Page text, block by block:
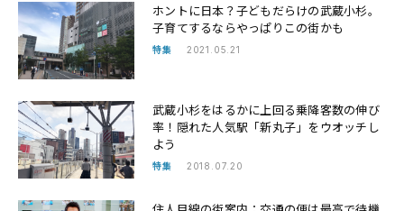
ホントに日本？子どもだらけの武蔵小杉。
子育てするならやっぱりこの街かも
特集 2021.05.21
武蔵小杉をはるかに上回る乗降客数の伸び
率！隠れた人気駅「新丸子」をウオッチし
よう
特集 2018.07.20